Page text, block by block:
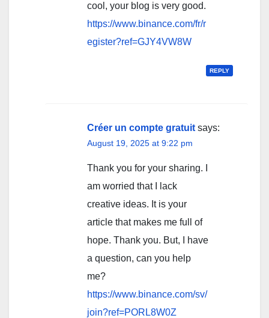
cool, your blog is very good.
https://www.binance.com/fr/r
egister?ref=GJY4VW8W
REPLY
Créer un compte gratuit says:
August 19, 2025 at 9:22 pm
Thank you for your sharing. I
am worried that I lack
creative ideas. It is your
article that makes me full of
hope. Thank you. But, I have
a question, can you help
me?
https://www.binance.com/sv/
join?ref=PORL8W0Z